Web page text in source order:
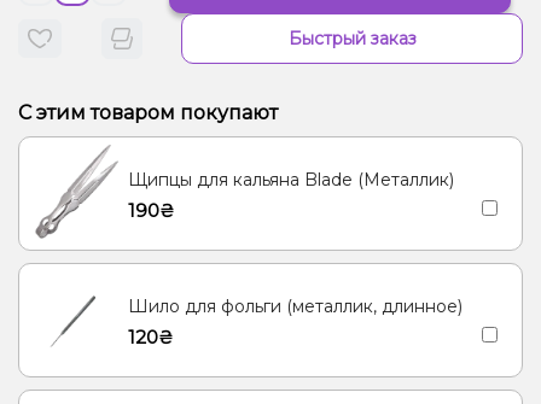
Быстрый заказ
С этим товаром покупают
Щипцы для кальяна Blade (Металлик)
190₴
Шило для фольги (металлик, длинное)
120₴